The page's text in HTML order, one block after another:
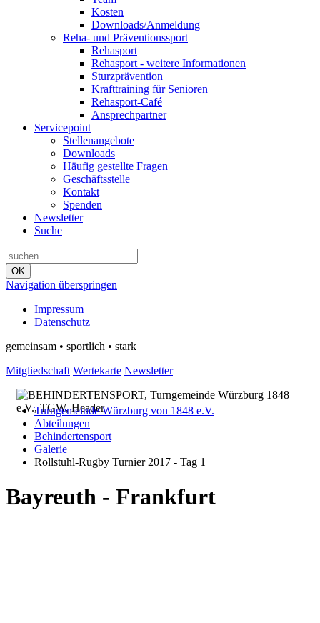
Kosten
Downloads/Anmeldung
Reha- und Präventionssport
Rehasport
Rehasport - weitere Informationen
Sturzprävention
Krafttraining für Senioren
Rehasport-Café
Ansprechpartner
Servicepoint
Stellenangebote
Downloads
Häufig gestellte Fragen
Geschäftsstelle
Kontakt
Spenden
Newsletter
Suche
OK
Navigation überspringen
Impressum
Datenschutz
gemeinsam • sportlich • stark
Mitgliedschaft Wertekarte Newsletter
Turngemeinde Würzburg von 1848 e.V.
Abteilungen
Behindertensport
Galerie
Rollstuhl-Rugby Turnier 2017 - Tag 1
Bayreuth - Frankfurt